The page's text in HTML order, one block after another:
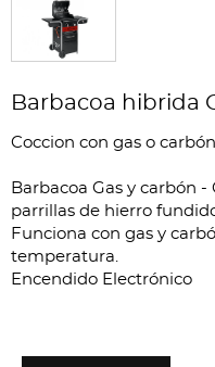
Barbacoa hibrida
Coccion con gas o
Barbacoa Gas y carbón -
parrillas de hierro
Funciona con gas y
temperatura.
Encendido Electrónico